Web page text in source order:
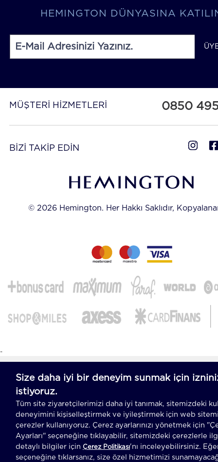
HEMINGTON DÜNYASINA
MÜŞTERİ HİZMETLERİ 0850
BİZİ TAKİP EDİN
© 2026 Hemington. Her Hakkı Saklıdır,
-